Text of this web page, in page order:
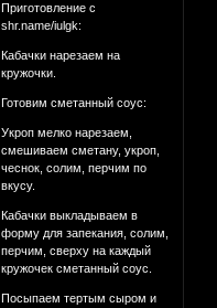
Приготовление c
shr.name/iulgk:
Кабачки нарезаем на
кружочки.
Готовим сметанный соус:
Укроп мелко нарезаем,
смешиваем сметану, укроп,
чеснок, солим, перчим по
вкусу.
Кабачки выкладываем в
форму для запекания, солим,
перчим, сверху на каждый
кружочек сметанный соус.
Посыпаем тертым сыром и